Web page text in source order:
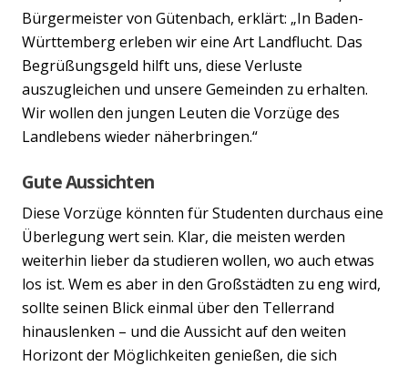
Bürgermeister von Gütenbach, erklärt: „In Baden-
Württemberg erleben wir eine Art Landflucht. Das
Begrüßungsgeld hilft uns, diese Verluste
auszugleichen und unsere Gemeinden zu erhalten.
Wir wollen den jungen Leuten die Vorzüge des
Landlebens wieder näherbringen.“
Gute Aussichten
Diese Vorzüge könnten für Studenten durchaus eine
Überlegung wert sein. Klar, die meisten werden
weiterhin lieber da studieren wollen, wo auch etwas
los ist. Wem es aber in den Großstädten zu eng wird,
sollte seinen Blick einmal über den Tellerrand
hinauslenken – und die Aussicht auf den weiten
Horizont der Möglichkeiten genießen, die sich